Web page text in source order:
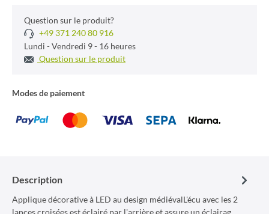
Question sur le produit?
+49 371 240 80 916
Lundi - Vendredi 9 - 16 heures
Question sur le produit
Modes de paiement
Description
Applique décorative à LED au design médiévalL'écu avec les 2
lances croisées est éclairé par l'arrière et assure un éclairag…